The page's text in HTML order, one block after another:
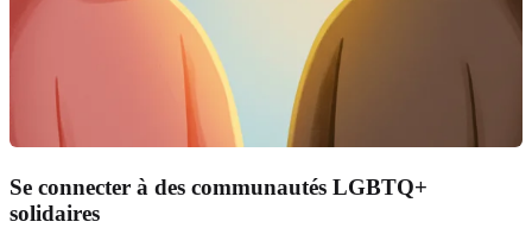
Se connecter à des communautés LGBTQ+
solidaires